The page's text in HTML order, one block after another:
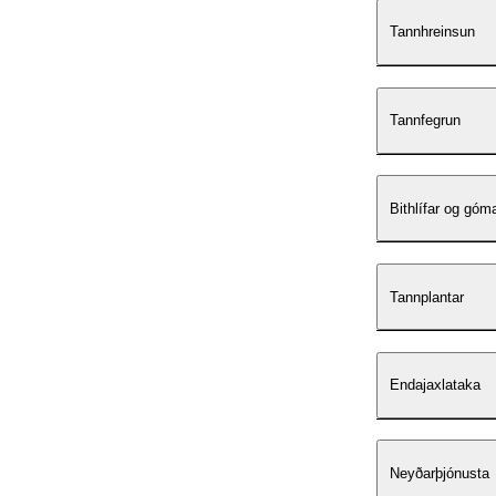
Tannhreinsun
Tannfegrun
Bithlífar og
Tannplantar
Endajaxlataka
Neyðarþjónusta